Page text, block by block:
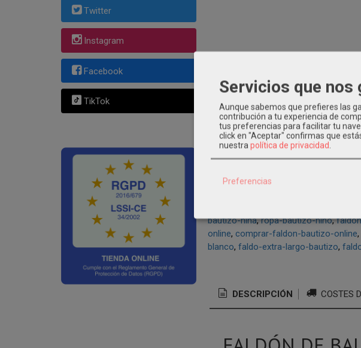
Twitter
Instagram
Facebook
TikTok
bautizo-nina ropa-bautizo-nino
online comprar-faldon-bautizo-online
blanco faldo-extra-largo-bautizo
DESCRIPCIÓN COSTES
Servicios que
Aunque sabemos que prefieres las
contribución a tu experiencia de
tus preferencias para facilitar tu
click en "Aceptar" confirmas que
nuestra política de privacidad.
Preferencias